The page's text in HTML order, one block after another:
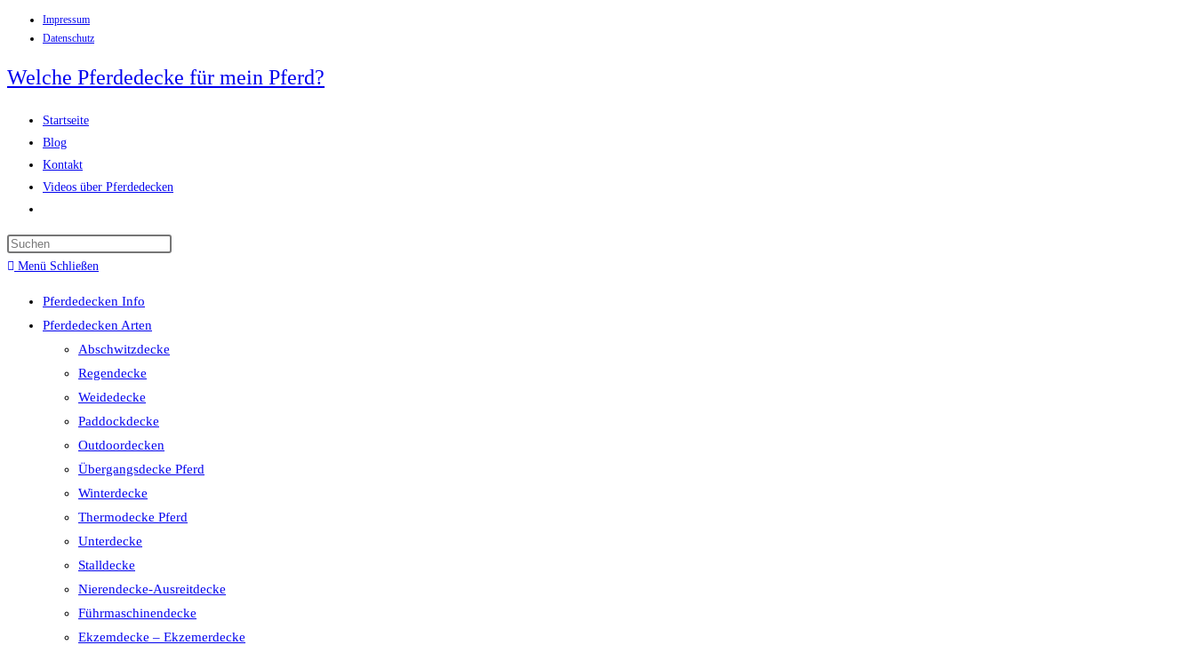
Inhalt
Impressum
Datenschutz
Welche Pferdedecke für mein Pferd?
Startseite
Blog
Kontakt
Videos über Pferdedecken
umschalten
Menü Schließen
Pferdedecken Info
Pferdedecken Arten
Abschwitzdecke
Regendecke
Weidedecke
Paddockdecke
Outdoordecken
Übergangsdecke Pferd
Winterdecke
Thermodecke Pferd
Unterdecke
Stalldecke
Nierendecke-Ausreitdecke
Führmaschinendecke
Ekzemdecke – Ekzemerdecke